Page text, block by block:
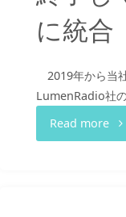
に統合
2019年から当
LumenRadio社
Read more